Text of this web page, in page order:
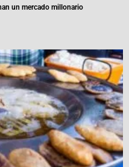
un mercado millonario